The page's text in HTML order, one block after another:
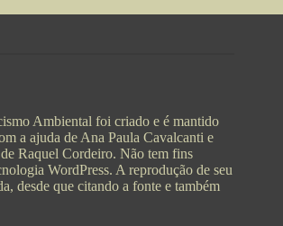
Ambiental foi criado e é mantido
a ajuda de Ana Paula Cavalcanti e
Raquel Cordeiro. Não tem fins
WordPress. A reprodução de seu
desde que citando a fonte e também